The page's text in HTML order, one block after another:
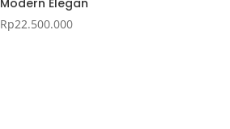
Modern Elegan
Rp22.500.000